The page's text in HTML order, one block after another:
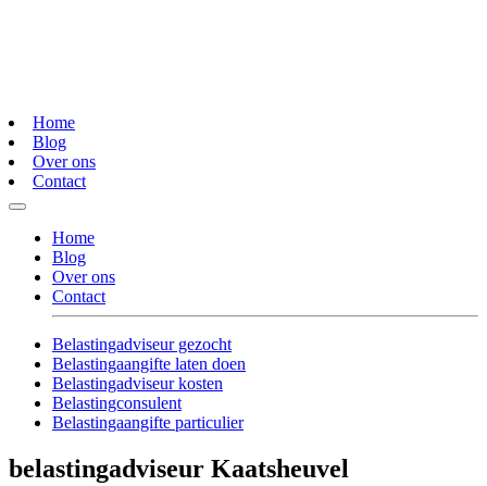
Home
Blog
Over ons
Contact
Home
Blog
Over ons
Contact
Belastingadviseur gezocht
Belastingaangifte laten doen
Belastingadviseur kosten
Belastingconsulent
Belastingaangifte particulier
belastingadviseur Kaatsheuvel